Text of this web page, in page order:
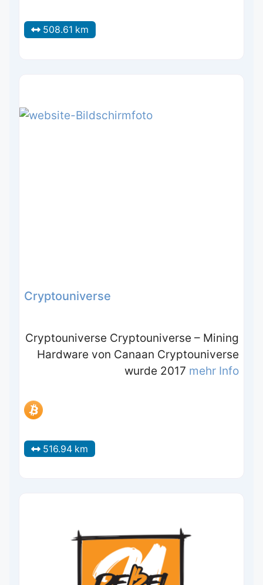
508.61 km
Cryptouniverse
Cryptouniverse Cryptouniverse – Mining
Hardware von Canaan Cryptouniverse
wurde 2017 mehr Info
516.94 km